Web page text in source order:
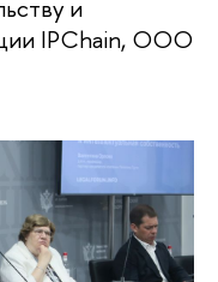
и
IPChain, ООО